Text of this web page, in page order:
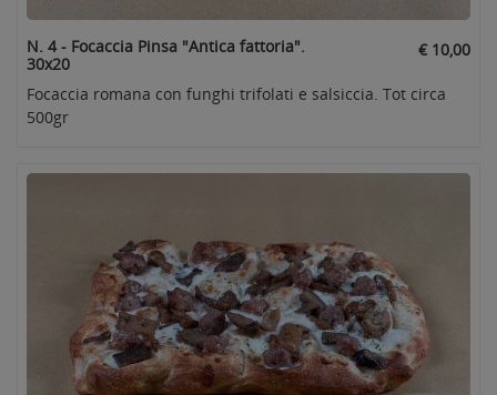
N. 4 - Focaccia Pinsa "Antica fattoria".
30x20
€ 10,00
Focaccia romana con funghi trifolati e salsiccia. Tot circa
500gr